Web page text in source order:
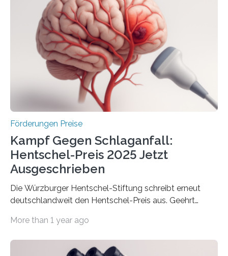
Industrieforschungsprogramme Industrielle
Gemeinschaftsforschung (IGF), Zentrales
Innovationsprogramm Mittelstand (ZIM) und
Innovationskompetenz INNO-KOM. Auf dem
Innovationstag Mittelstand 2025 am 5. Juni 2025 in
Berlin überbrachte das Bundesministerium für
Wirtschaft und Energie eine gute Nachricht:
Überplanmäßige Verpflichtungsermächtigungen in
Förderungen Preise
Kampf Gegen Schlaganfall:
Hentschel-Preis 2025 Jetzt
Ausgeschrieben
Die Würzburger Hentschel-Stiftung schreibt erneut
deutschlandweit den Hentschel-Preis aus. Geehrt
hochrangige wissenschaftliche Publikation zum Thema
Schlaganfall“ mit Sitz in Würzburg fördert die
More than 1 year ago